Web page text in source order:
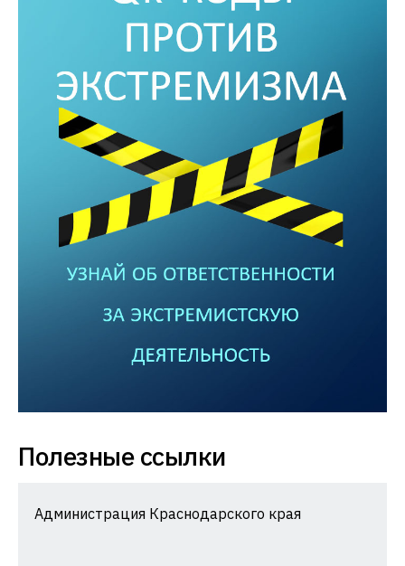
Полезные ссылки
Администрация Краснодарского края